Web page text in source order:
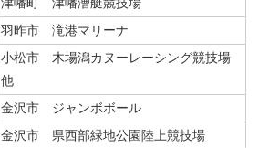
津幡町 津幡漕艇競技場
羽昨市 滝港マリーナ
小松市 木場潟カヌーレーシング競技場
他
金沢市 ジャンボボール
金沢市 県西部緑地公園陸上競技場